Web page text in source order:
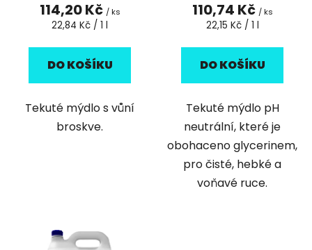
114,20 Kč / ks
Měrná
22,84 Kč / 1 l
DO KOŠÍKU
Tekuté mýdlo s vůní
broskve.
110,74 Kč / ks
Měrná
22,15 Kč / 1 l
DO KOŠÍKU
Tekuté mýdlo pH
neutrální, které je
obohaceno glycerinem,
pro čisté, hebké a
voňavé ruce.